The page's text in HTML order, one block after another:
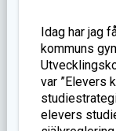
Idag har jag
kommuns
var ”Elevers
elevers